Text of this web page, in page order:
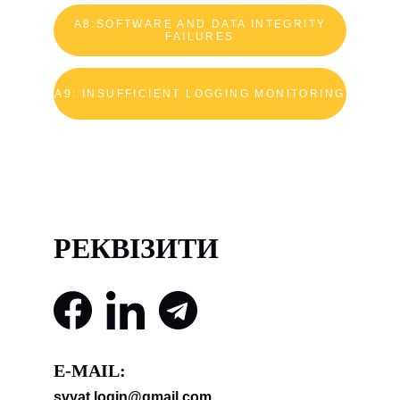
A8:SOFTWARE AND DATA INTEGRITY
FAILURES
A9: INSUFFICIENT LOGGING MONITORING
E-MAIL:
svyat.login@gmail.com
РЕКВІЗИТИ